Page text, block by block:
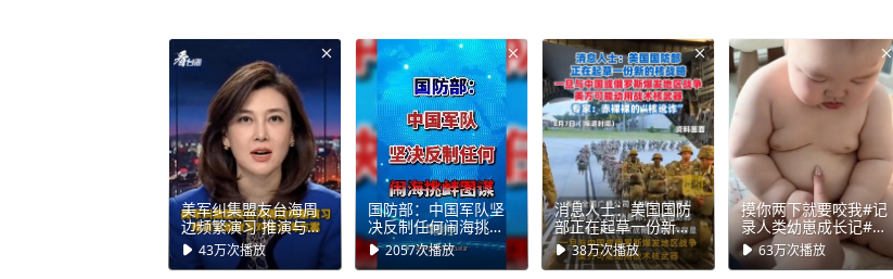
美军纠集盟友台海周
边频繁演习 推演与解
放军对阵台海方案#看
台海
43万次播放
国防部：中国军队坚
决反制任何闹海挑衅
图谋！8月7日下午，
国防部新闻发言人陈
2057次播放
消息人士：美国国防
部正在起草一份新的
核战略，一旦与中国
或俄罗斯爆发地区战
38万次播放
摸你两下就要咬我#记
录人类幼崽成长记#胖
宝宝#肉肉的才可爱
63万次播放